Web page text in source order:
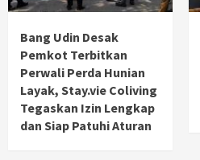
Bang Udin Desak
Pemkot Terbitkan
Perwali Perda Hunian
Layak, Stay.vie Coliving
Tegaskan Izin Lengkap
dan Siap Patuhi Aturan